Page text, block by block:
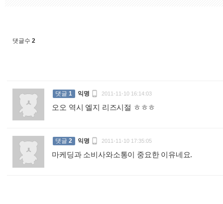
댓글수 2
댓글 1 익명  2011-11-10 16:14:03
오오 역시 엘지 리즈시절 ㅎㅎㅎ
댓글 2 익명  2011-11-10 17:35:05
마케딩과 소비사와소통이 중요한 이유네요.